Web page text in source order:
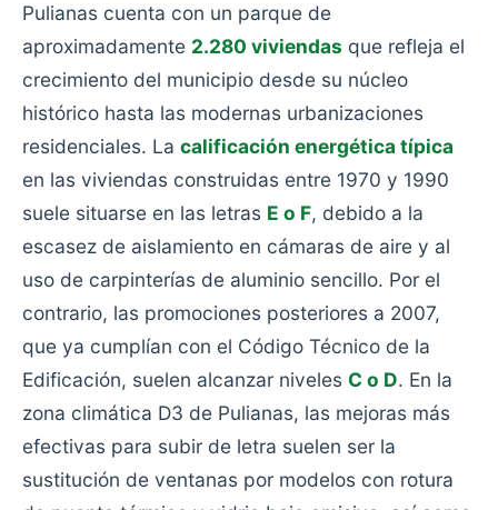
Pulianas cuenta con un parque de
aproximadamente 2.280 viviendas que refleja el
crecimiento del municipio desde su núcleo
histórico hasta las modernas urbanizaciones
residenciales. La calificación energética típica
en las viviendas construidas entre 1970 y 1990
suele situarse en las letras E o F, debido a la
escasez de aislamiento en cámaras de aire y al
uso de carpinterías de aluminio sencillo. Por el
contrario, las promociones posteriores a 2007,
que ya cumplían con el Código Técnico de la
Edificación, suelen alcanzar niveles C o D. En la
zona climática D3 de Pulianas, las mejoras más
efectivas para subir de letra suelen ser la
sustitución de ventanas por modelos con rotura